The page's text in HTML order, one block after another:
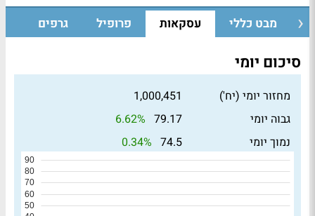
מבט כללי עסקאות פרופיל גרפים
סיכום יומי
מחזור יומי (יח')
1,000,451
גבוה יומי
79.17
6.62%
נמוך יומי
74.5
0.34%